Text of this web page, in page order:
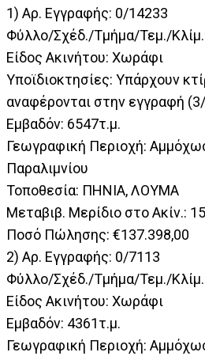
1) Αρ. Εγγραφής: 0/14233
Φύλλο/Σχέδ./Τμήμα/Τεμ./
Είδος Ακινήτου: Χωράφι
Υποϊδιοκτησίες: Υπάρχουν
αναφέρονται στην εγγραφή
Εμβαδόν: 6547τ.μ.
Γεωγραφική Περιοχή:
Παραλιμνίου
Τοποθεσία: ΠΗΝΙΑ, ΛΟΥΜΑ
Μεταβιβ. Μερίδιο στο Ακίν.:
Ποσό Πώλησης: €137.398,00
2) Αρ. Εγγραφής: 0/7113
Φύλλο/Σχέδ./Τμήμα/Τεμ./
Είδος Ακινήτου: Χωράφι
Εμβαδόν: 4361τ.μ.
Γεωγραφική Περιοχή: